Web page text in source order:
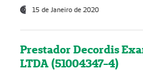
15 de Janeiro de 2020
Prestador Decordis
LTDA (51004347-4)